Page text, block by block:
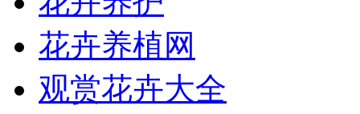
花卉养植网
观赏花卉大全